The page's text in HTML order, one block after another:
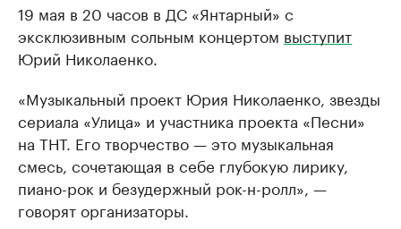
19 мая в 20 часов в ДС «Янтарный» с
эксклюзивным сольным концертом выступит
Юрий Николаенко.
«Музыкальный проект Юрия Николаенко, звезды
сериала «Улица» и участника проекта «Песни»
на ТНТ. Его творчество — это музыкальная
смесь, сочетающая в себе глубокую лирику,
пиано-рок и безудержный рок-н-ролл», —
говорят организаторы.